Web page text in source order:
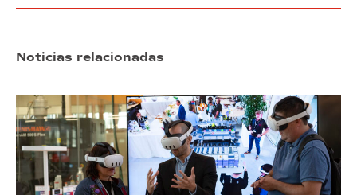
Noticias relacionadas